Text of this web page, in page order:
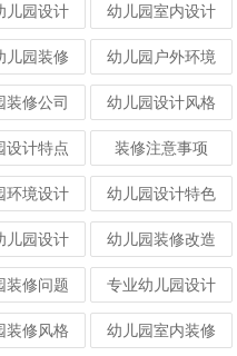
儿园设计 幼儿园室内设计
儿园装修 幼儿园户外环境
装修公司 幼儿园设计风格
设计特点 装修注意事项
环境设计 幼儿园设计特色
儿园设计 幼儿园装修改造
装修问题 专业幼儿园设计
装修风格 幼儿园室内装修